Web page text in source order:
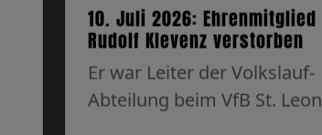
10. Juli 2026: Ehrenmitglied
Rudolf Klevenz verstorben
Er war Leiter der Volkslauf-
Abteilung beim VfB St. Leon